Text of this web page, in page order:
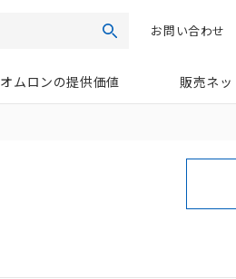
検索お問い合わせ
オムロンの提供価値 販売ネッ